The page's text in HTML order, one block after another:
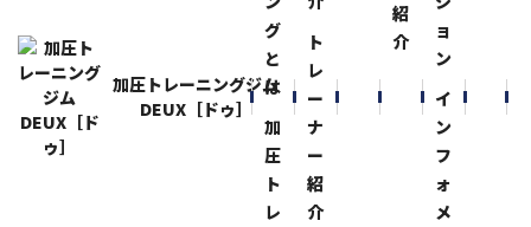
加圧トレーニングジム
DEUX［ドゥ］
加
圧
ト
レ
ト
レ
ー
ナ
ー
紹
介
紹
介
イ
ン
フ
ォ
メ
合トレ！
2023-11-5
久しぶりに大学の先輩と合同トレーニングして来まし
た！
かなり追い込んでキツかったですが、楽しくトレーニン